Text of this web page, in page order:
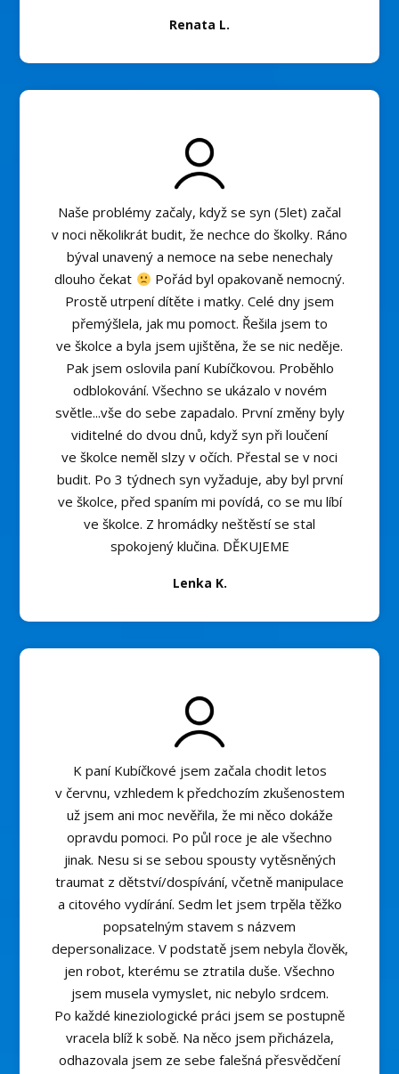
Renata L.
Naše problémy začaly, když se syn (5let) začal
v noci několikrát budit, že nechce do školky. Ráno
býval unavený a nemoce na sebe nenechaly
dlouho čekat
Pořád byl opakovaně nemocný.
Prostě utrpení dítěte i matky. Celé dny jsem
přemýšlela, jak mu pomoct. Řešila jsem to
ve školce a byla jsem ujištěna, že se nic neděje.
Pak jsem oslovila paní Kubíčkovou. Proběhlo
odblokování. Všechno se ukázalo v novém
světle...vše do sebe zapadalo. První změny byly
viditelné do dvou dnů, když syn při loučení
ve školce neměl slzy v očích. Přestal se v noci
budit. Po 3 týdnech syn vyžaduje, aby byl první
ve školce, před spaním mi povídá, co se mu líbí
ve školce. Z hromádky neštěstí se stal
spokojený klučina. DĚKUJEME
Lenka K.
K paní Kubíčkové jsem začala chodit letos
v červnu, vzhledem k předchozím zkušenostem
už jsem ani moc nevěřila, že mi něco dokáže
opravdu pomoci. Po půl roce je ale všechno
jinak. Nesu si se sebou spousty vytěsněných
traumat z dětství/dospívání, včetně manipulace
a citového vydírání. Sedm let jsem trpěla těžko
popsatelným stavem s názvem
depersonalizace. V podstatě jsem nebyla člověk,
jen robot, kterému se ztratila duše. Všechno
jsem musela vymyslet, nic nebylo srdcem.
Po každé kineziologické práci jsem se postupně
vracela blíž k sobě. Na něco jsem přicházela,
odhazovala jsem ze sebe falešná přesvědčení